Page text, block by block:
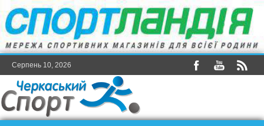
Серпень 10, 2026